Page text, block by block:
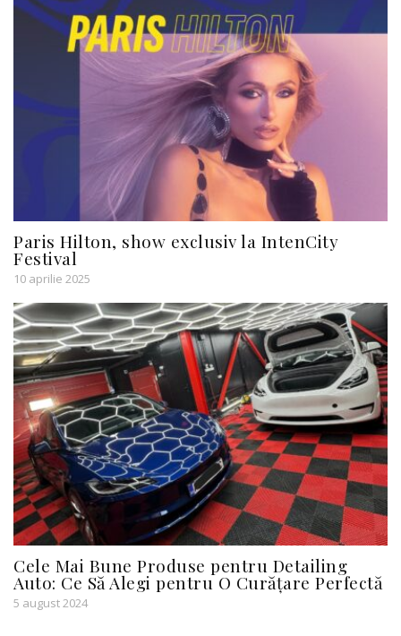
Paris Hilton, show exclusiv la IntenCity
Festival
10 aprilie 2025
Cele Mai Bune Produse pentru Detailing
Auto: Ce Să Alegi pentru O Curățare Perfectă
5 august 2024